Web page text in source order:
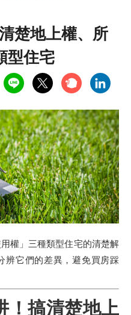
楚地上權、所
型住宅
權」三種類型住宅的清楚解
辨它們的差異，避免買房踩
！搞清楚地上